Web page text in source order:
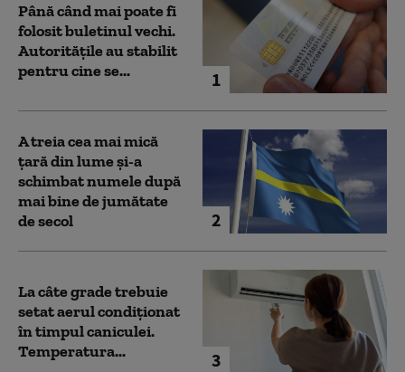
1
Până când mai poate fi
folosit buletinul vechi.
Autoritățile au stabilit
pentru cine se...
2
A treia cea mai mică
țară din lume și-a
schimbat numele după
mai bine de jumătate
de secol
3
La câte grade trebuie
setat aerul condiționat
în timpul caniculei.
Temperatura...